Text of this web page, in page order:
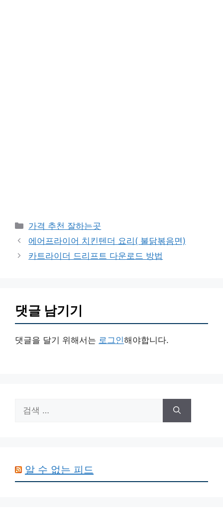
카
테
고
리
가격 추천 잘하는곳
에어프라이어 치킨텐더 요리( 불닭볶음면)
카트라이더 드리프트 다운로드 방법
댓글 남기기
댓글을 달기 위해서는 로그인해야합니다.
색:
알 수 없는 피드